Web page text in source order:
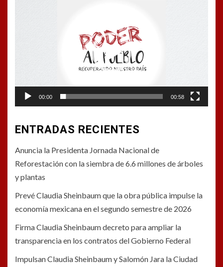
00:00 00:58
ENTRADAS RECIENTES
Anuncia la Presidenta Jornada Nacional de
Reforestación con la siembra de 6.6 millones de árboles
y plantas
Prevé Claudia Sheinbaum que la obra pública impulse la
economía mexicana en el segundo semestre de 2026
Firma Claudia Sheinbaum decreto para ampliar la
transparencia en los contratos del Gobierno Federal
Impulsan Claudia Sheinbaum y Salomón Jara la Ciudad